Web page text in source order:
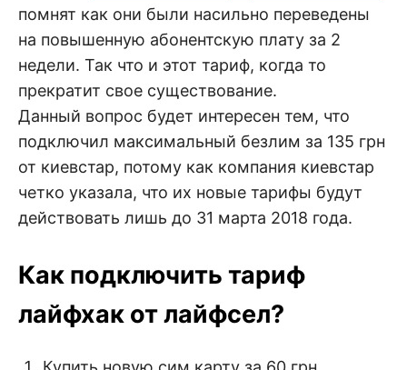
помнят как они были насильно переведены
на повышенную абонентскую плату за 2
недели. Так что и этот тариф, когда то
прекратит свое существование.
Данный вопрос будет интересен тем, что
подключил максимальный безлим за 135 грн
от киевстар, потому как компания киевстар
четко указала, что их новые тарифы будут
действовать лишь до 31 марта 2018 года.
Как подключить тариф
лайфхак от лайфсел?